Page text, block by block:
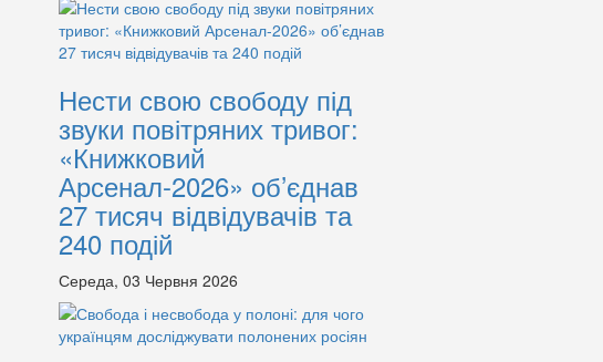
Нести свою свободу під
звуки повітряних тривог:
«Книжковий
Арсенал-2026» об’єднав
27 тисяч відвідувачів та
240 подій
Середа, 03 Червня 2026